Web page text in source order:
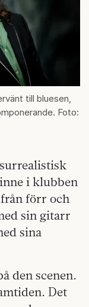
till bluesen,
Foto:
i klubben
förr och
sin gitarr
sina
den scenen.
Det